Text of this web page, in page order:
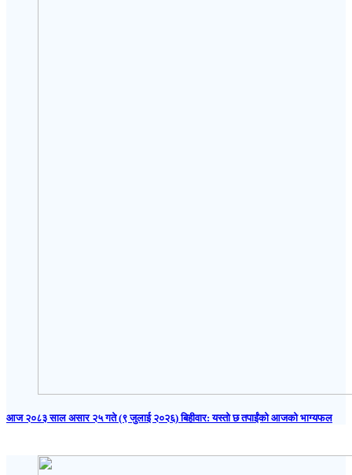
आज २०८३ साल असार २५ गते (९ जुलाई २०२६) बिहीवार: यस्तो छ तपाईंको आजको भाग्यफल